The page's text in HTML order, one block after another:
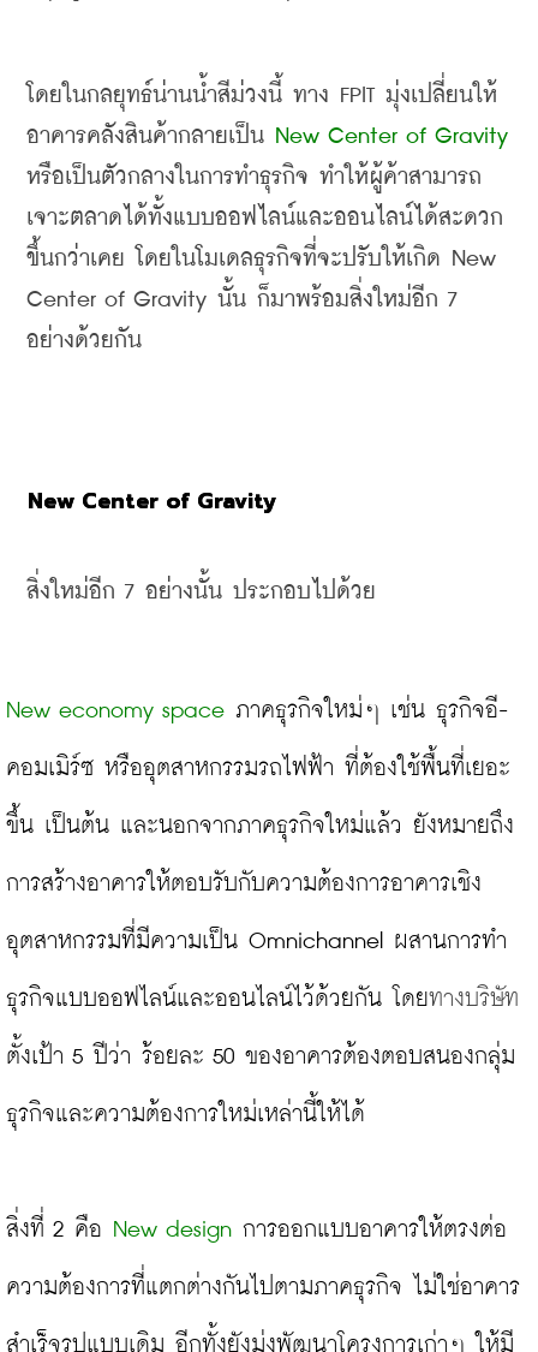
โดยในกลยุทธ์น่านน้ำสีม่วงนี้ ทาง FPIT มุ่งเปลี่ยนให้
อาคารคลังสินค้ากลายเป็น New Center of Gravity
หรือเป็นตัวกลางในการทำธุรกิจ ทำให้ผู้ค้าสามารถ
เจาะตลาดได้ทั้งแบบออฟไลน์และออนไลน์ได้สะดวก
ขึ้นกว่าเคย โดยในโมเดลธุรกิจที่จะปรับให้เกิด New
Center of Gravity นั้น ก็มาพร้อมสิ่งใหม่อีก 7
อย่างด้วยกัน
New Center of Gravity
สิ่งใหม่อีก 7 อย่างนั้น ประกอบไปด้วย
New economy space ภาคธุรกิจใหม่ๆ เช่น ธุรกิจอี-
คอมเมิร์ซ หรืออุตสาหกรรมรถไฟฟ้า ที่ต้องใช้พื้นที่เยอะ
ขึ้น เป็นต้น และนอกจากภาคธุรกิจใหม่แล้ว ยังหมายถึง
การสร้างอาคารให้ตอบรับกับความต้องการอาคารเชิง
อุตสาหกรรมที่มีความเป็น Omnichannel ผสานการทำ
ธุรกิจแบบออฟไลน์และออนไลน์ไว้ด้วยกัน โดยทางบริษัท
ตั้งเป้า 5 ปีว่า ร้อยละ ​50 ของอาคารต้องตอบสนองกลุ่ม
ธุรกิจและความต้องการใหม่เหล่านี้ให้ได้
สิ่งที่ 2 คือ New design การออกแบบอาคารให้ตรงต่อ
ความต้องการที่แตกต่างกันไปตามภาคธุรกิจ ไม่ใช่อาคาร
สำเร็จรูปแบบเดิม อีกทั้งยังมุ่งพัฒนาโครงการเก่าๆ ให้มี